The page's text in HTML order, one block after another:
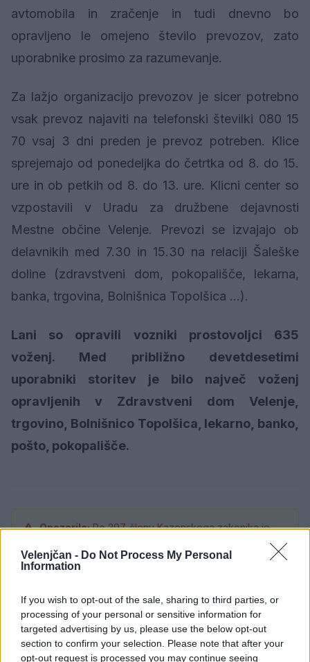
Velenjčan - Do Not Process My Personal
Information
If you wish to opt-out of the sale, sharing to third parties, or
processing of your personal or sensitive information for
targeted advertising by us, please use the below opt-out
section to confirm your selection. Please note that after your
opt-out request is processed you may continue seeing
avtomobila in zračenje in tudi dnevno bo
opravljeno le omejeno število prevozov, zato
uporabnike prosimo za razumevanje.
Za lažjo organizacijo prevozov je sicer potrebno
vsak prevoz najaviti na telefonski številki 080 15
70 vsaj 3 dni preden je prevoz potreben. Klice
sprejemajo od ponedeljka do četrtka od 8. do 15.
ure in ob petkih od 8. do 13. ure. Klicni center so
vzpostavili v Uradu za družbene dejavnosti
Mestne občine Velenje. Prevozi se izvajajo ob
delavnikih med 7.30 in 15.30 na relaciji Šaleške
doline (zdravstveni dom, pokopališče, lekarna,
banka, trgovina, Bolnišnica Topolšica …).
Lani so opravili vozniki prostovoljci 635
voženj. Med približno devetdesetimi
uporabniki storitev je bilo največ voženj
opravljenih v Zdravstveni dom Velenje,
trgovino, Bolnišnico Topolšica, lekarno, banko,
pošto, pokopališče.
Opozorilo:Po 297. členu Kazenskega zakonika je
posameznik kazensko odgovoren za javno spodbujanje
sovraštva, nasilja ali nestrpnosti. Komentarji z žaljivimi,
rasističnimi, diskriminatornimi ali nezakonitimi vsebinami
Failed to fetch